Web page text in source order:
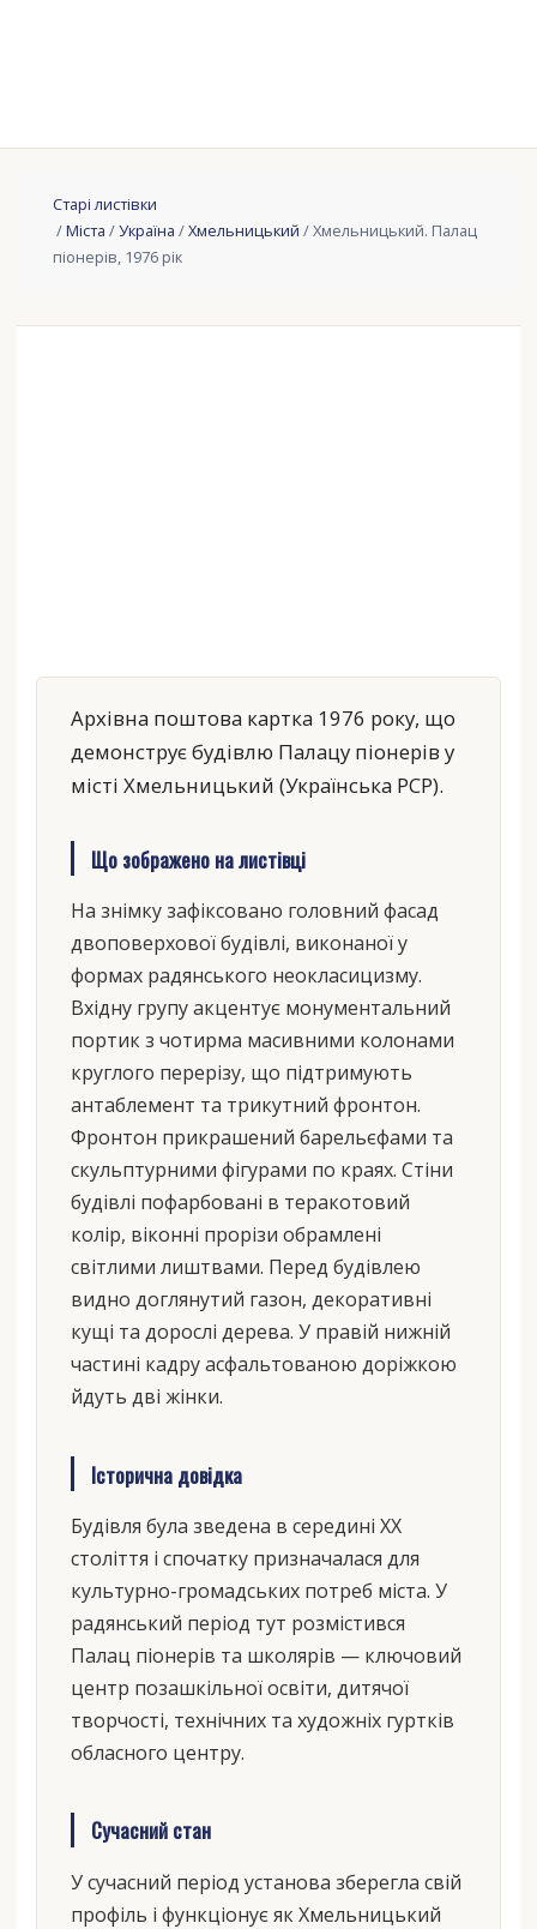
Старі листівки
/Міста /Україна /Хмельницький / Хмельницький. Палац
піонерів, 1976 рік
Архівна поштова картка 1976 року, що
демонструє будівлю Палацу піонерів у
місті Хмельницький (Українська РСР).
Що зображено на листівці
На знімку зафіксовано головний фасад
двоповерхової будівлі, виконаної у
формах радянського неокласицизму.
Вхідну групу акцентує монументальний
портик з чотирма масивними колонами
круглого перерізу, що підтримують
антаблемент та трикутний фронтон.
Фронтон прикрашений барельєфами та
скульптурними фігурами по краях. Стіни
будівлі пофарбовані в теракотовий
колір, віконні прорізи обрамлені
світлими лиштвами. Перед будівлею
видно доглянутий газон, декоративні
кущі та дорослі дерева. У правій нижній
частині кадру асфальтованою доріжкою
йдуть дві жінки.
Історична довідка
Будівля була зведена в середині XX
століття і спочатку призначалася для
культурно-громадських потреб міста. У
радянський період тут розмістився
Палац піонерів та школярів — ключовий
центр позашкільної освіти, дитячої
творчості, технічних та художніх гуртків
обласного центру.
Сучасний стан
У сучасний період установа зберегла свій
профіль і функціонує як Хмельницький